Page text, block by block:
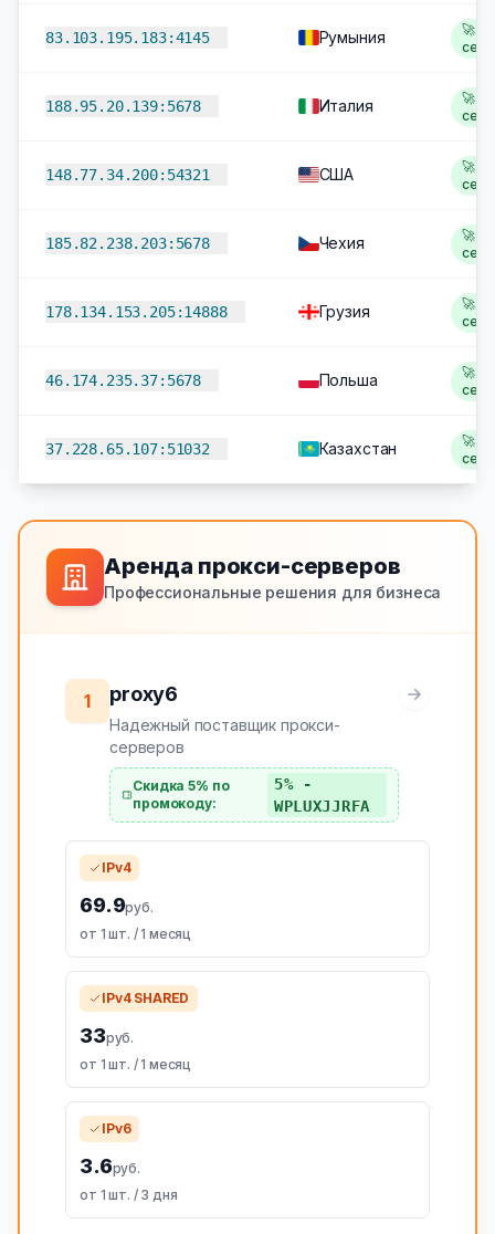
83.103.195.183:4145 Румыния
🚀
сек
188.95.20.139:5678 Италия
🚀
сек
148.77.34.200:54321 США
🚀
сек
185.82.238.203:5678 Чехия
🚀
сек
178.134.153.205:14888 Грузия
🚀
сек
46.174.235.37:5678 Польша
🚀
сек
37.228.65.107:51032 Казахстан
🚀
сек
Аренда прокси-серверов
Профессиональные решения для бизнеса
1 proxy6
Надежный поставщик прокси-
серверов
Скидка 5% по
промокоду:
5% -
WPLUXJJRFA
IPv4
69.9руб.
от 1 шт. / 1 месяц
IPv4 SHARED
33руб.
от 1 шт. / 1 месяц
IPv6
3.6руб.
от 1 шт. / 3 дня